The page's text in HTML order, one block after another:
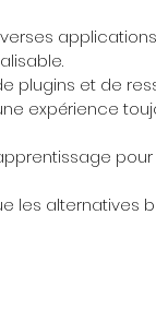
plugins et de
expérience
les alternatives